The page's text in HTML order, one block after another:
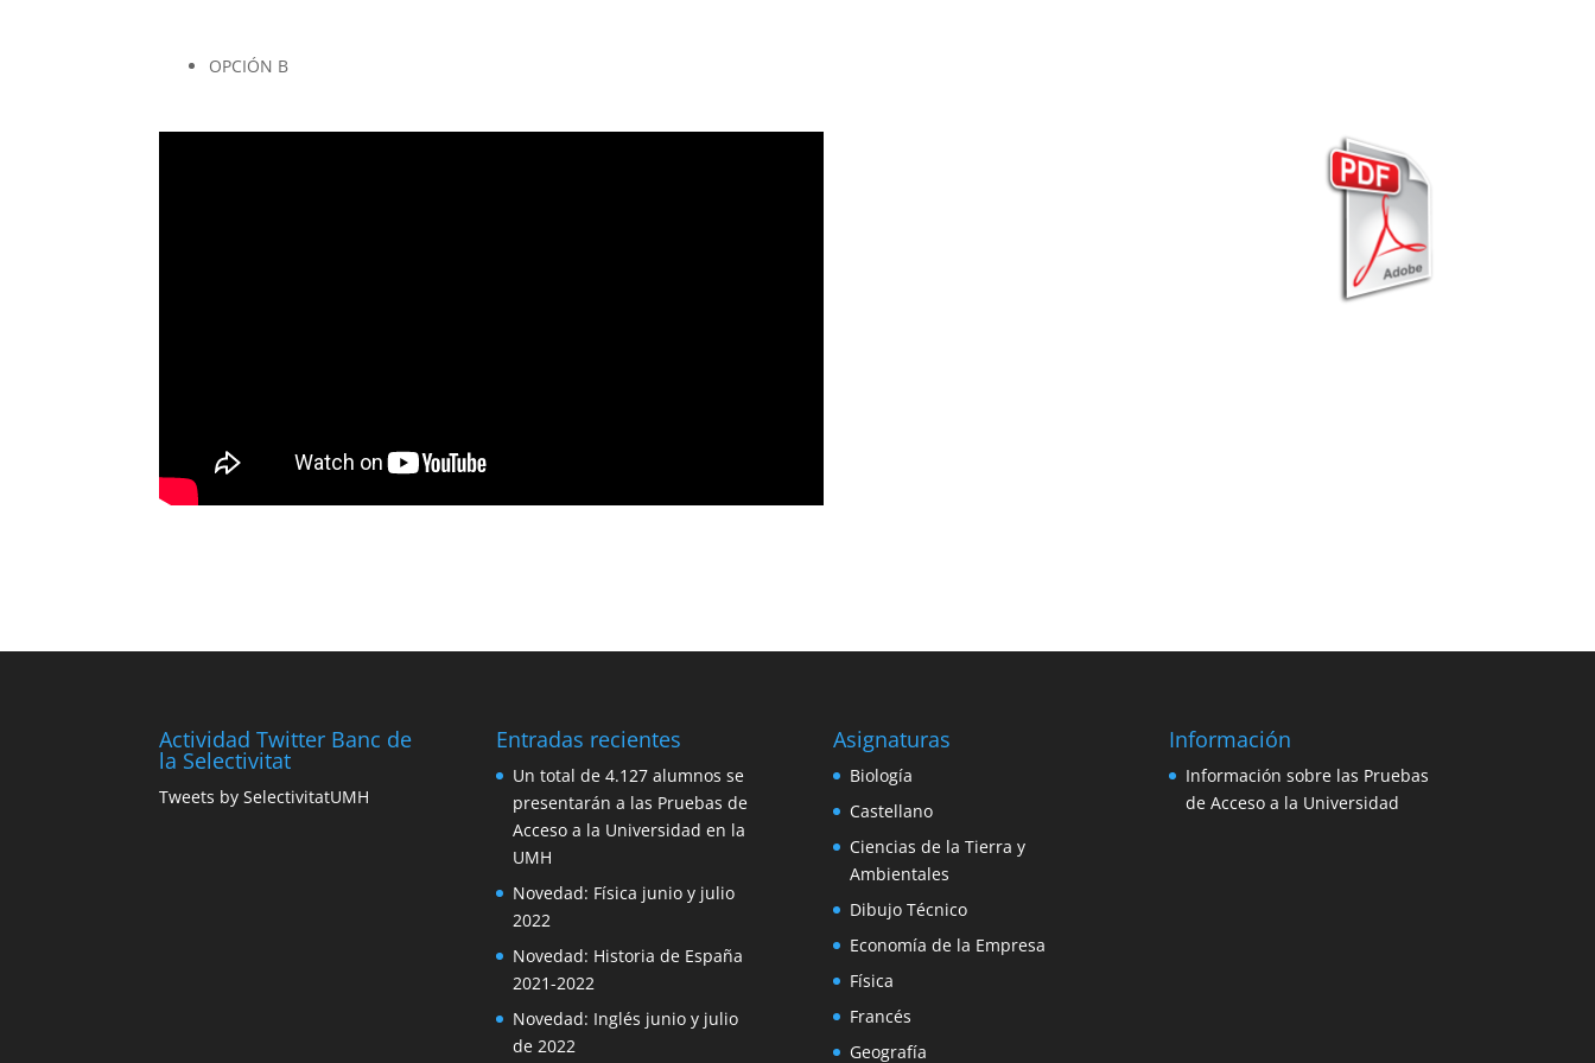
OPCIÓN B
Actividad Twitter Banc de
la Selectivitat
Tweets by SelectivitatUMH
Entradas recientes
Un total de 4.127 alumnos se
presentarán a las Pruebas de
Acceso a la Universidad en la
UMH
Novedad: Física junio y julio
2022
Novedad: Historia de España
2021-2022
Novedad: Inglés junio y julio
de 2022
Asignaturas
Biología
Castellano
Ciencias de la Tierra y
Ambientales
Dibujo Técnico
Economía de la Empresa
Física
Francés
Geografía
Información
Información sobre las Pruebas
de Acceso a la Universidad